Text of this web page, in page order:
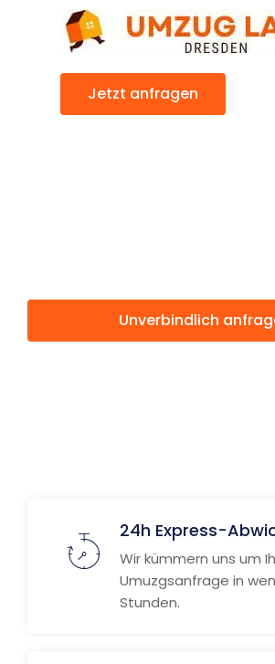
Jetzt anfragen
Unverbindlich
24h Express-
Wir kümmern uns um
Umuzgsanfrage in
Stunden.